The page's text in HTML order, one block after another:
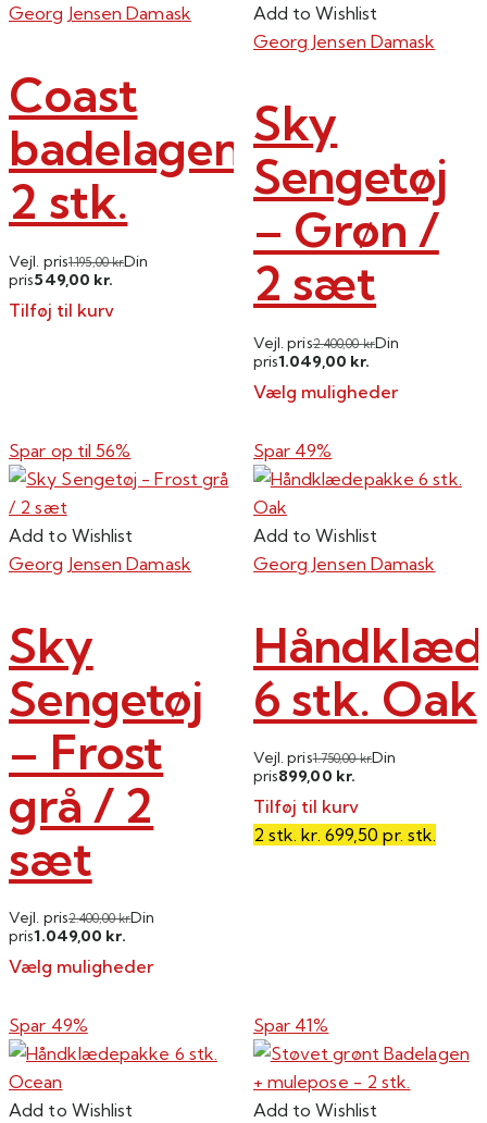
Georg Jensen Damask
Coast
badelagen
2 stk.
Vejl. pris1.195,00kr.Din
pris549,00 kr.
Tilføj til kurv
Add to Wishlist
Georg Jensen Damask
Sky
Sengetøj
– Grøn /
2 sæt
Vejl. pris2.400,00kr.Din
pris1.049,00 kr.
Vælg muligheder
vare
har
flere
varianter.
Mulighederne
på
varesiden
Spar op til 56%
Add to Wishlist
Georg Jensen Damask
Sky
Sengetøj
– Frost
grå / 2
sæt
Vejl. pris2.400,00kr.Din
pris1.049,00 kr.
Vælg muligheder
vare
har
flere
varianter.
Spar 49%
Add to Wishlist
Georg Jensen Damask
6 stk. Oak
Vejl. pris1.750,00kr.Din
pris899,00 kr.
Tilføj til kurv
2 stk. kr. 699,50 pr. stk.
Spar 49%
Add to Wishlist
Spar 41%
Add to Wishlist